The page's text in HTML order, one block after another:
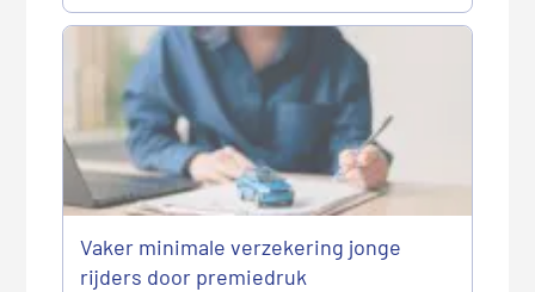
Vaker minimale verzekering jonge
rijders door premiedruk